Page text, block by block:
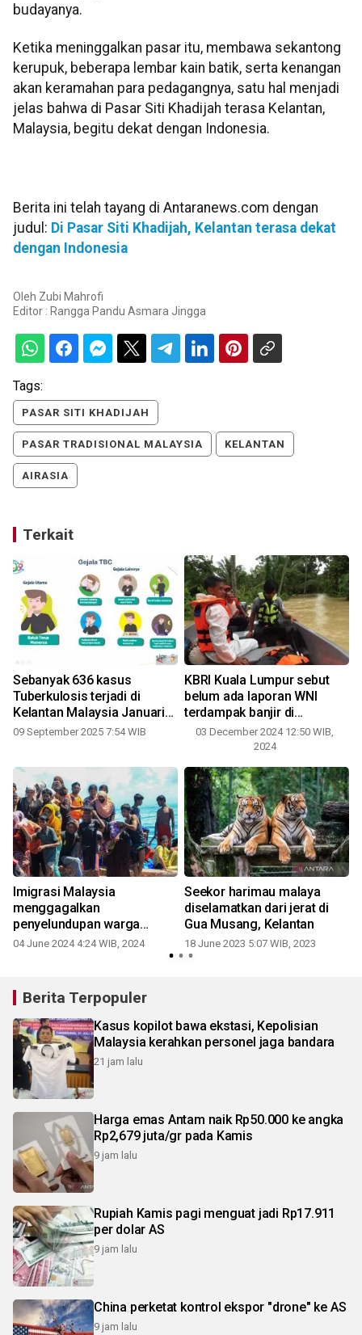
budayanya.
Ketika meninggalkan pasar itu, membawa sekantong
kerupuk, beberapa lembar kain batik, serta kenangan
akan keramahan para pedagangnya, satu hal menjadi
jelas bahwa di Pasar Siti Khadijah terasa Kelantan,
Malaysia, begitu dekat dengan Indonesia.
Berita ini telah tayang di Antaranews.com dengan
judul: Di Pasar Siti Khadijah, Kelantan terasa dekat
dengan Indonesia
Oleh Zubi Mahrofi
Editor : Rangga Pandu Asmara Jingga
Tags:
PASAR SITI KHADIJAH
PASAR TRADISIONAL MALAYSIA KELANTAN
AIRASIA
Terkait
Sebanyak 636 kasus
Tuberkulosis terjadi di
Kelantan Malaysia Januari-
Juli 2025
09 September 2025 7:54 WIB
KBRI Kuala Lumpur sebut
belum ada laporan WNI
terdampak banjir di
Malaysia
03 December 2024 12:50 WIB,
2024
Imigrasi Malaysia
menggagalkan
penyelundupan warga
Rohingya di Kelantan
04 June 2024 4:24 WIB, 2024
Seekor harimau malaya
diselamatkan dari jerat di
Gua Musang, Kelantan
18 June 2023 5:07 WIB, 2023
Berita Terpopuler
Kasus kopilot bawa ekstasi, Kepolisian
Malaysia kerahkan personel jaga bandara
21 jam lalu
Harga emas Antam naik Rp50.000 ke angka
Rp2,679 juta/gr pada Kamis
9 jam lalu
Rupiah Kamis pagi menguat jadi Rp17.911
per dolar AS
9 jam lalu
China perketat kontrol ekspor "drone" ke AS
9 jam lalu